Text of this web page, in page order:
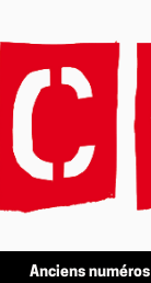
Anciens numéros